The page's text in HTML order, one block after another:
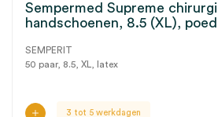
Sempermed Supreme
handschoenen, 8.5 (XL),
SEMPERIT
50 paar, 8.5, XL, latex
3 tot 5 werkdagen